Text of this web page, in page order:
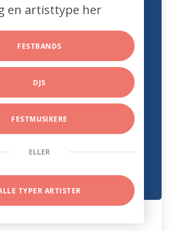
en artisttype her
FESTBANDS
DJS
FESTMUSIKERE
ELLER
TYPER ARTISTER